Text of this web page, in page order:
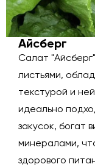
Айсберг
Салат
листьями,
текстурой и
идеально
закусок, богат
минералами,
здорового